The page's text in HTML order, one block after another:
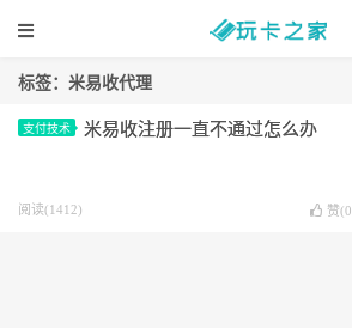
标签：米易收代理
支付技术 米易收注册一直不通过怎么办
阅读(1412) 赞(0